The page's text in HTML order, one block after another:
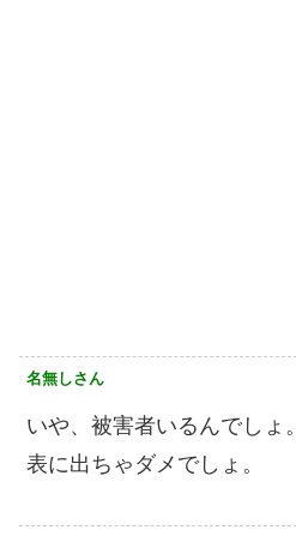
名無しさん
いや、被害者いるんでしょ。
表に出ちゃダメでしょ。